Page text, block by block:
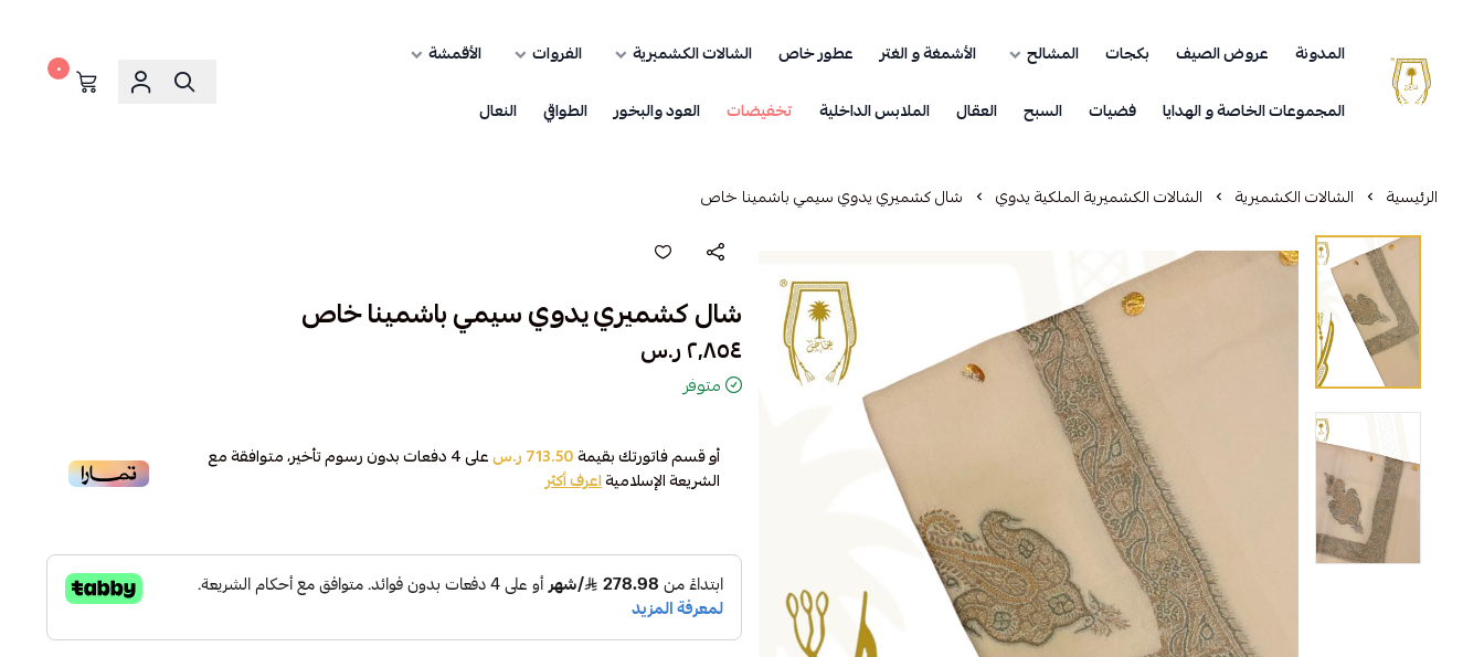
مشالح المهدي الملكية
المدونة عروض الصيف بكجات المشالح الأشمغة و الغتر عطور خاص الشالات الكشميرية الفروات
الأقمشة
المجموعات الخاصة و الهدايا
فضيات السبح العقال الملابس الداخلية تخفيضات العود والبخور الطواقي النعال
٠
الرئيسية الشالات الكشميرية الشالات الكشميرية الملكية يدوي شال كشميري يدوي سيمي باشمينا خاص
شال كشميري يدوي سيمي باشمينا خاص
٢٬٨٥٤ ر.س
متوفر
أو قسم فاتورتك بقيمة713.50 ر.س على4دفعات بدون رسوم تأخير، متوافقة مع
الشريعة الإسلاميةاعرف أكثر